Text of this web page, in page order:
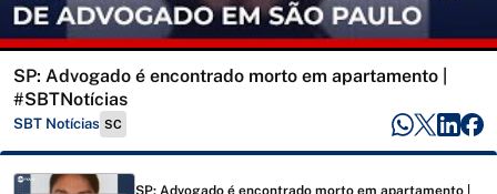
SP: Advogado é encontrado morto em apartamento |
#SBTNotícias
SBT Notícias SC